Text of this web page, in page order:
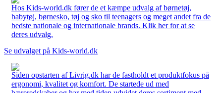
Hos Kids-world.dk fører de et kæmpe udvalg af børnetøj,
babytøj, børnesko, tøj og sko til teenagers og meget andet fra de
bedste nationale og internationale brands. Klik her for at se
deres udvalg.
Se udvalget på Kids-world.dk
Siden opstarten af Livrig.dk har de fastholdt et produktfokus på
ergonomi, kvalitet og komfort. De startede ud med